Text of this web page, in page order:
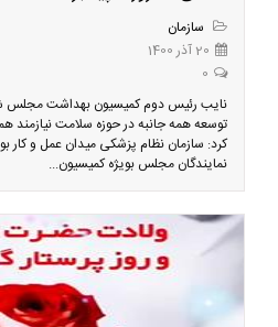
سازمان
20 آذر 1400
0
نایب رئیس دوم کمیسیون بهداشت مجلس
توسعه همه جانبه در حوزه سلامت نیازمند
کرد: سازمان نظام پزشکی میدان عمل و کار
نمایندگان مجلس بویژه کمیسیون...